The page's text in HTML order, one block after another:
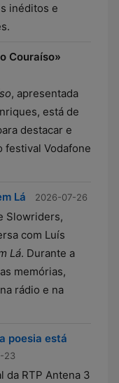
inéditos e
Couraíso»
, apresentada
está de
destacar e
festival Vodafone
Lá 2026-07-26
Slowriders,
com Luís
Lá. Durante a
memórias,
rádio e na
poesia está
23
da RTP Antena 3